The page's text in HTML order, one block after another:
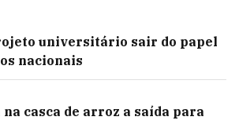
universitário sair do papel
nacionais
casca de arroz a saída para